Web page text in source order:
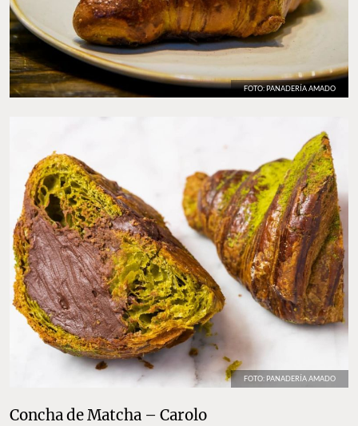
FOTO: PANADERÍA AMADO
FOTO: PANADERÍA AMADO
Concha de Matcha – Carolo